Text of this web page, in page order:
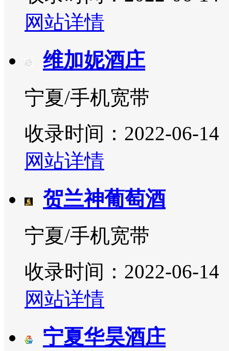
网站详情
维加妮酒庄
宁夏/手机宽带
收录时间：2022-06-14
网站详情
贺兰神葡萄酒
宁夏/手机宽带
收录时间：2022-06-14
网站详情
宁夏华昊酒庄